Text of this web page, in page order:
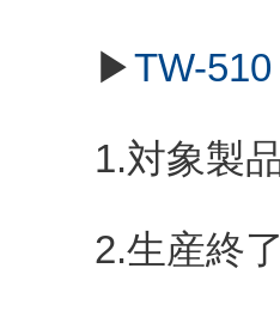
▶TW-
1.対象製
2.生産終